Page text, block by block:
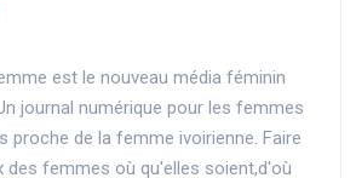
est le nouveau média féminin
journal numérique pour les femmes
proche de la femme ivoirienne. Faire
des femmes où qu'elles soient,d'où